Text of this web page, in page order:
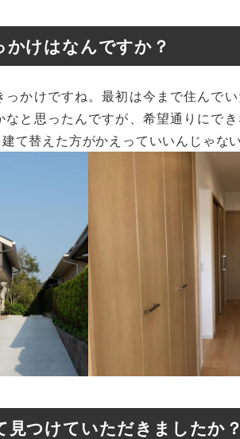
けはなんですか？
かけですね。最初は今まで住んでい
と思ったんですが、希望通りにで
て替えた方がかえっていいんじゃない
つけていただきましたか？